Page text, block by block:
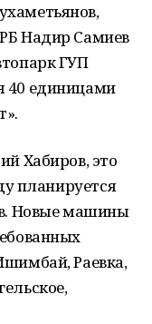
Надир Самиев
ГУП
40 единицами
Хабиров, это
планируется
Новые машины
Раевка,